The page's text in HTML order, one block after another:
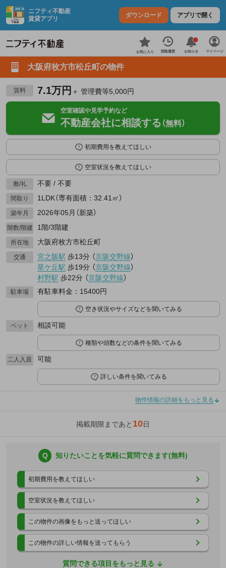
ニフティ不動産
賃貸アプリ
ダウンロード アプリで開く
お気に入り 閲覧履歴 お知らせ マイページ
大阪府枚方市松丘町の物件
賃料 7.1万円 ＋ 管理費等5,000円
空室確認や見学予約など
不動産会社に相談する （無料）
初期費用を教えてほしい
空室状況を教えてほしい
敷/礼 不要 / 不要
間取り 1LDK（専有面積：32.41㎡）
築年月 2026年05月（新築）
階数/階建 1階/3階建
所在地 大阪府枚方市松丘町
交通 宮之阪駅 歩13分 （京阪交野線）
星ケ丘駅 歩19分 （京阪交野線）
村野駅 歩22分 （京阪交野線）
駐車場 有駐車料金：15400円
空き状況やサイズなどを聞いてみる
ペット 相談可能
種類や頭数などの条件を聞いてみる
二人入居 可能
詳しい条件を聞いてみる
物件情報の詳細をもっと見る
掲載期限まであと 10日
Q 知りたいことを気軽に質問できます(無料)
初期費用を教えてほしい
空室状況を教えてほしい
この物件の画像をもっと送ってほしい
この物件の詳しい情報を送ってもらう
質問できる項目をもっと見る